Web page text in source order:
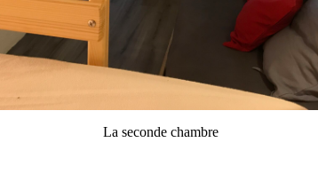
La seconde chambre